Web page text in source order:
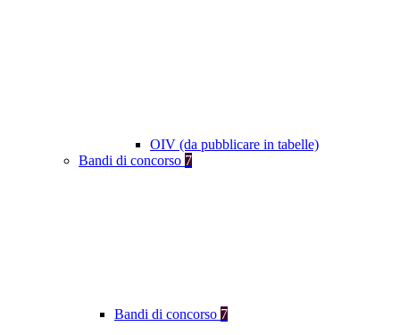
OIV (da pubblicare in tabelle)
Bandi di concorso 7
Bandi di concorso 7